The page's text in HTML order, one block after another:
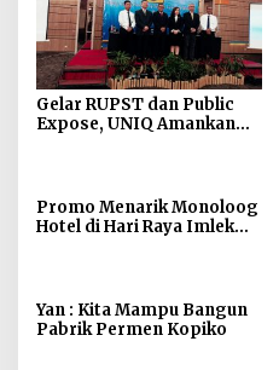
Gelar RUPST dan Public
Expose, UNIQ Amankan
Promo Menarik Monoloog
Hotel di Hari Raya Imlek
Yan : Kita Mampu Bangun
Pabrik Permen Kopiko